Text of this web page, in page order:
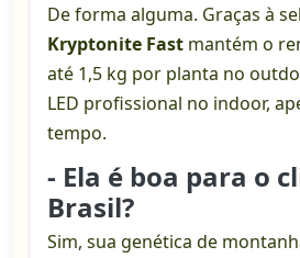
De forma alguma. Graças à
Kryptonite Fast mantém o
até 1,5 kg por planta no
LED profissional no indoor,
tempo.
- Ela é boa para o
Brasil?
Sim, sua genética de